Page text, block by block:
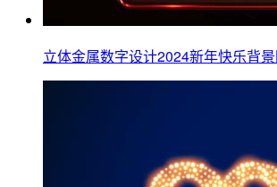
立体金属数字设计2024新年快乐背